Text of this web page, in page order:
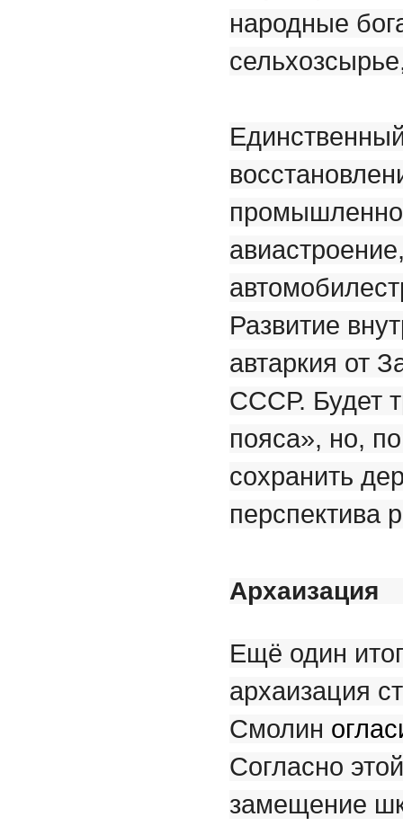
народные
Развитие
автаркия от
СССР. Будет
пояса», но,
сохранить
перспектива
Архаизация
Ещё один
архаизация
Смолин
Согласно
замещение